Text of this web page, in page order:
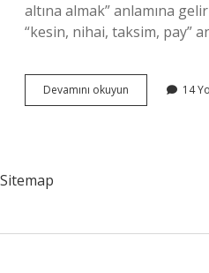
altına almak” anlamına
“kesin, nihai, taksim, pay”
Devamını okuyun Farzdan
Önce
14
Sitemap